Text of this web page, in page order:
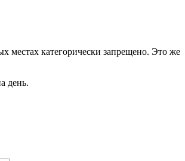
местах категорически запрещено. Это же
день.